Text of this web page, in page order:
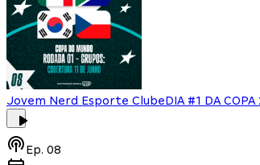
Jovem Nerd Esporte ClubeDIA #1 DA
Ep. 08